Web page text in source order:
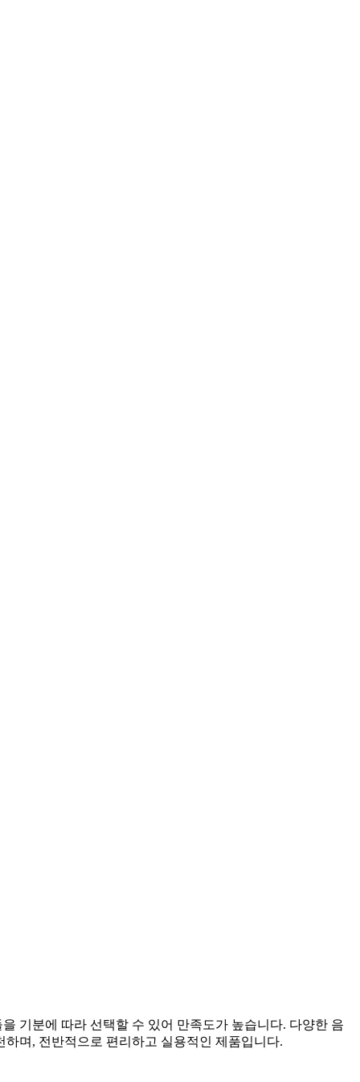
기분에 따라 선택할 수 있어 만족도가 높습니다. 다양한 음
며, 전반적으로 편리하고 실용적인 제품입니다.